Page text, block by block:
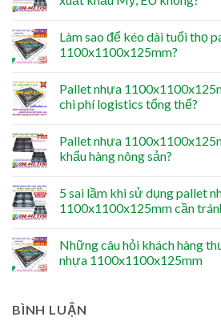
Làm sao để kéo dài tuổi thọ
1100x1100x125mm?
Pallet nhựa
chi phí logistics tổng thể?
Pallet nhựa
khẩu hàng nông sản?
5 sai lầm khi sử dụng pallet
1100x1100x125mm cần
Những câu hỏi khách hàng
nhựa 1100x1100x125mm
BÌNH LUẬN